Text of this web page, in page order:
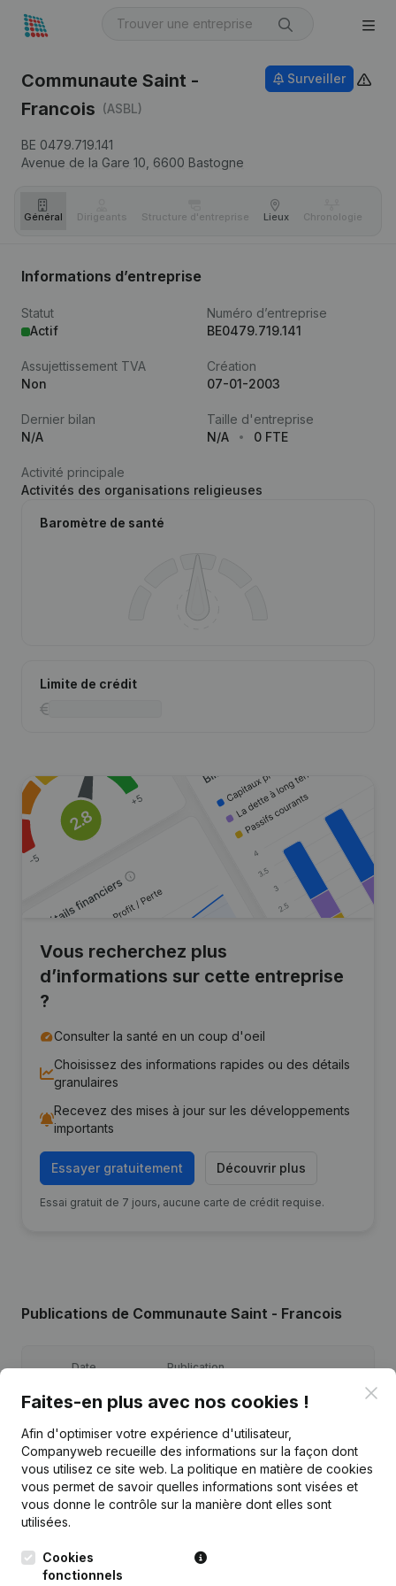
Communaute Saint -
Francois (ASBL)
BE 0479.719.141
Avenue de la Gare 10, 6600 Bastogne
Surveiller
Général Dirigeants Structure d'entreprise Lieux Chronologie
Informations d’entreprise
Statut
Actif
Numéro d’entreprise
BE0479.719.141
Assujettissement TVA
Non
Création
07-01-2003
Dernier bilan
N/A
Taille d'entreprise
N/A
0 FTE
Activité principale
Activités des organisations religieuses
Baromètre de santé
Limite de crédit
Vous recherchez plus
d’informations sur cette entreprise
?
Consulter la santé en un coup d'oeil
Choisissez des informations rapides ou des détails
granulaires
Recevez des mises à jour sur les développements
importants
Essayer gratuitement Découvrir plus
Essai gratuit de 7 jours, aucune carte de crédit requise.
Publications de Communaute Saint - Francois
Date Publication
22-12-2025 Demissions, Nominations
03-10-2022
Demissions, Nominations - Statuts
(Traduction, Coordination, Autres
Modifications, …)
26-10-2017
Faites-en plus avec nos cookies !
Afin d'optimiser votre expérience d'utilisateur,
Companyweb recueille des informations sur la façon dont
vous utilisez ce site web. La politique en matière de cookies
vous permet de savoir quelles informations sont visées et
vous donne le contrôle sur la manière dont elles sont
utilisées.
Cookies
fonctionnels